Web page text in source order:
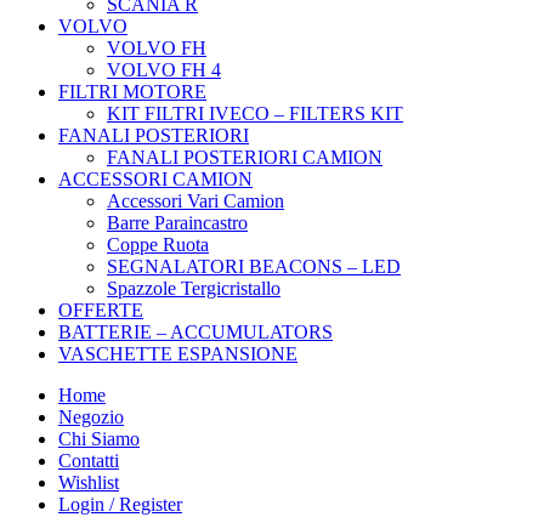
SCANIA R
VOLVO
VOLVO FH
VOLVO FH 4
FILTRI MOTORE
KIT FILTRI IVECO – FILTERS KIT
FANALI POSTERIORI
FANALI POSTERIORI CAMION
ACCESSORI CAMION
Accessori Vari Camion
Barre Paraincastro
Coppe Ruota
SEGNALATORI BEACONS – LED
Spazzole Tergicristallo
OFFERTE
BATTERIE – ACCUMULATORS
VASCHETTE ESPANSIONE
Home
Negozio
Chi Siamo
Contatti
Wishlist
Login / Register